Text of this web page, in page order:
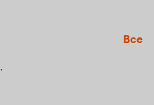
Все